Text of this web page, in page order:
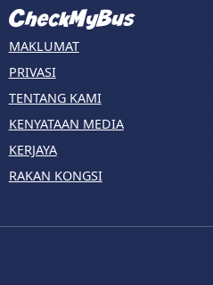
MAKLUMAT
PRIVASI
TENTANG KAMI
KENYATAAN MEDIA
KERJAYA
RAKAN KONGSI